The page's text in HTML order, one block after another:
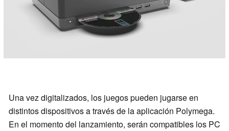
Una vez digitalizados, los juegos pueden jugarse en
distintos dispositivos a través de la aplicación Polymega.
En el momento del lanzamiento, serán compatibles los PC